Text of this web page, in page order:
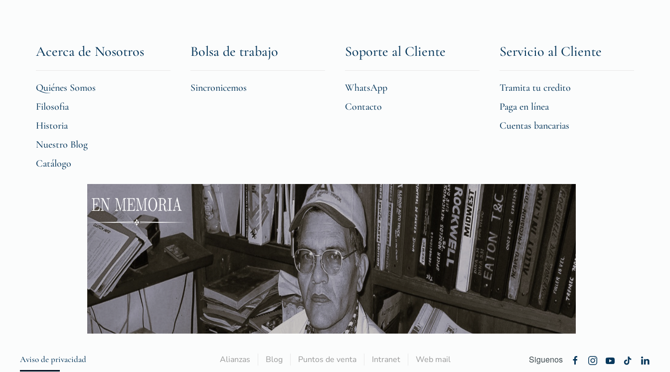
Acerca de Nosotros
Quiénes Somos
Filosofia
Historia
Nuestro Blog
Catálogo
Bolsa de trabajo
Sincronicemos
Soporte al Cliente
WhatsApp
Contacto
Servicio al Cliente
Tramita tu credito
Paga en línea
Cuentas bancarias
Aviso de privacidad Alianzas Blog Puntos de venta Intranet Web mail Siguenos